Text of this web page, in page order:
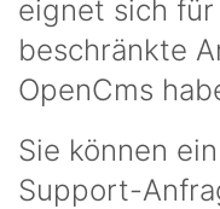
eignet sich
beschränkte
OpenCms
Sie können
Support-